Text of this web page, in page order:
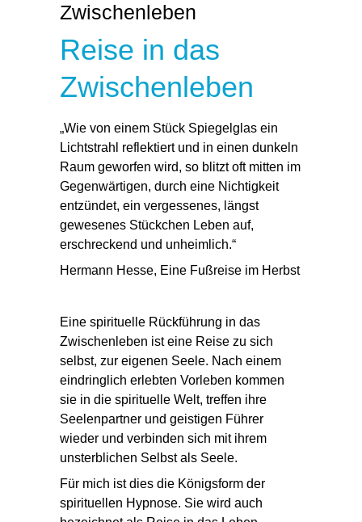
Zwischenleben
Reise in das
Zwischenleben
„Wie von einem Stück Spiegelglas ein
Lichtstrahl reflektiert und in einen dunkeln
Raum geworfen wird, so blitzt oft mitten im
Gegenwärtigen, durch eine Nichtigkeit
entzündet, ein vergessenes, längst
gewesenes Stückchen Leben auf,
erschreckend und unheimlich.“
Hermann Hesse, Eine Fußreise im Herbst
Eine spirituelle Rückführung in das
Zwischenleben ist eine Reise zu sich
selbst, zur eigenen Seele. Nach einem
eindringlich erlebten Vorleben kommen
sie in die spirituelle Welt, treffen ihre
Seelenpartner und geistigen Führer
wieder und verbinden sich mit ihrem
unsterblichen Selbst als Seele.
Für mich ist dies die Königsform der
spirituellen Hypnose. Sie wird auch